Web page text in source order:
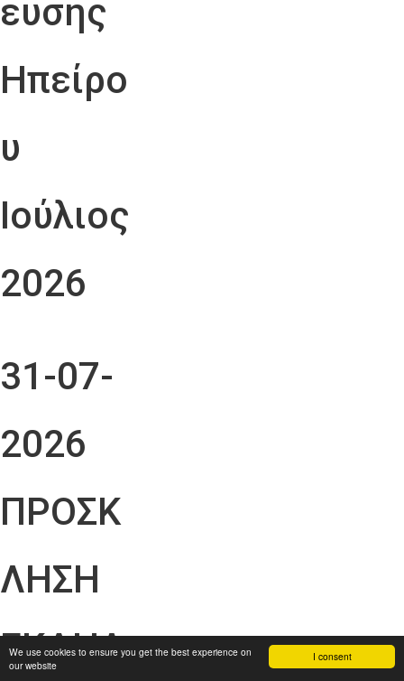
I consent
We use cookies to ensure you get the best experience on
our website
ευσης
Ηπείρο
υ
Ιούλιος
2026
31-07-
2026
ΠΡΟΣΚ
ΛΗΣΗ
ΕΚΔΗΛ